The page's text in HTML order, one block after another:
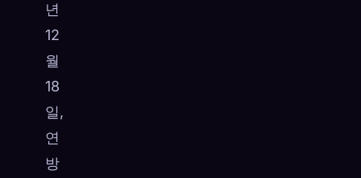
년
12
월
18
일,
연
방
🧬
수집됨:
☁️ 모든 기기에서 컬렉션 저장